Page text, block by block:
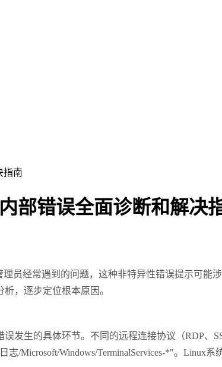
指南
部错误全面诊断和解决
理员经常遇到的问题，这种非特异性错误提示可能
，逐步定位根本原因。
发生的具体环节。不同的远程连接协议（RDP、
志/Microsoft/Windows/TerminalServices-*"。 Linux系